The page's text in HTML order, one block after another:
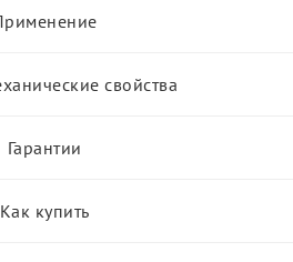
свойства
Гарантии
Как купить